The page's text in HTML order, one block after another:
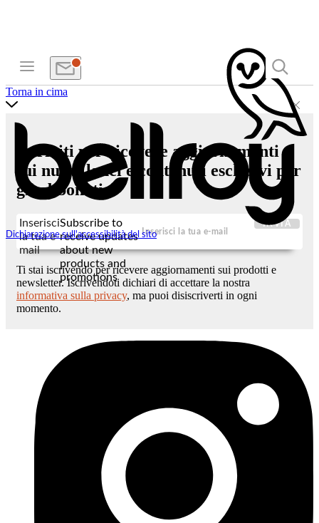
Dichiarazione sull'accessibilità del sito
Torna in cima
Iscriviti per ricevere aggiornamenti
sui nuovi lanci e contenuti esclusivi per
gli abbonati.
Inserisci
la tua e-
mail
Subscribe to
receive updates
about new
products and
promotions
INVIA
Ti stai iscrivendo per ricevere aggiornamenti sui prodotti e
newsletter. Iscrivendoti dichiari di accettare la nostra
informativa sulla privacy, ma puoi disiscriverti in ogni
momento.